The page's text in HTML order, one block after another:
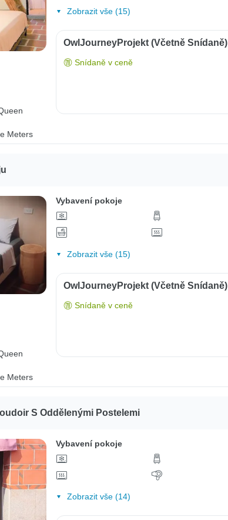
Meters
Zobrazit vše (15)
OwlJourneyProjekt (včetně Snídaně)
Snídaně v ceně
Meters
Vybavení pokoje
Zobrazit vše (15)
OwlJourneyProjekt (včetně Snídaně)
Snídaně v ceně
S Oddělenými Postelemi
Vybavení pokoje
Zobrazit vše (14)